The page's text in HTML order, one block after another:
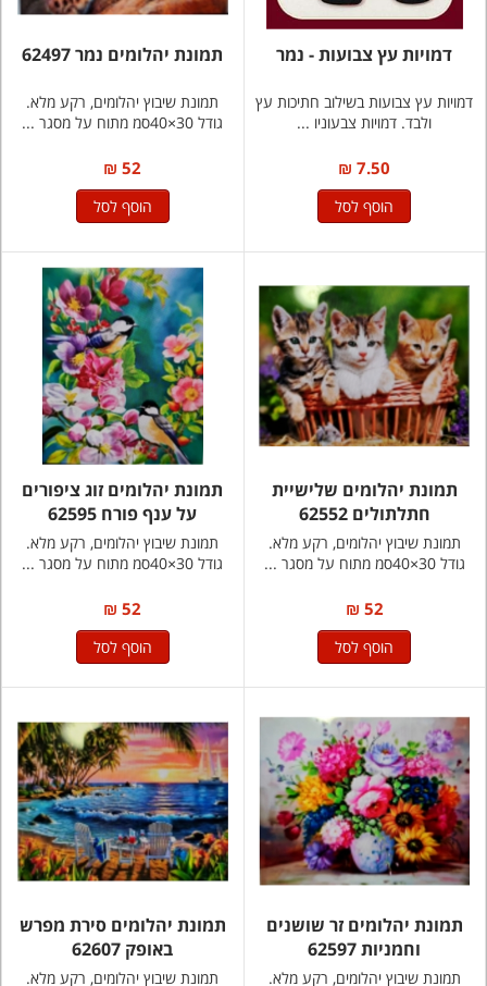
דמויות עץ צבועות - נמר
דמויות עץ צבועות בשילוב חתיכות עץ
ולבד. דמויות צבעוניו ...
7.50 ₪
הוסף לסל
תמונת יהלומים נמר 62497
תמונת שיבוץ יהלומים, רקע מלא.
גודל 30×40סמ מתוח על מסגר ...
52 ₪
הוסף לסל
תמונת יהלומים שלישיית
חתלתולים 62552
תמונת שיבוץ יהלומים, רקע מלא.
גודל 30×40סמ מתוח על מסגר ...
52 ₪
הוסף לסל
תמונת יהלומים זוג ציפורים
על ענף פורח 62595
תמונת שיבוץ יהלומים, רקע מלא.
גודל 30×40סמ מתוח על מסגר ...
52 ₪
הוסף לסל
תמונת יהלומים זר שושנים
וחמניות 62597
תמונת שיבוץ יהלומים, רקע מלא.
תמונת יהלומים סירת מפרש
באופק 62607
תמונת שיבוץ יהלומים, רקע מלא.